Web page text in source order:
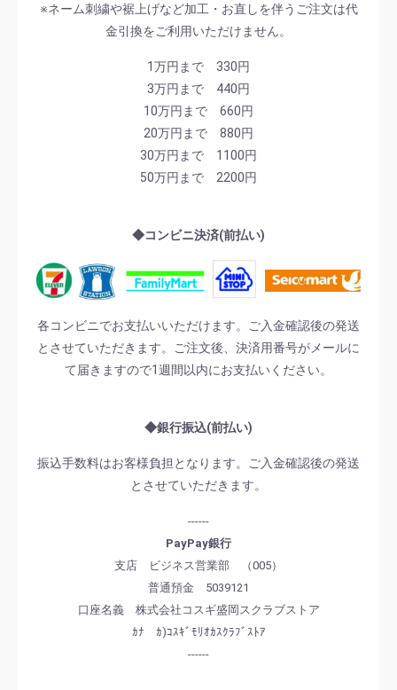
※ネーム刺繍や裾上げなど加工・お直しを伴うご注文は代
金引換をご利用いただけません。
1万円まで 330円
3万円まで 440円
10万円まで 660円
20万円まで 880円
30万円まで 1100円
50万円まで 2200円
◆コンビニ決済(前払い)
各コンビニでお支払いいただけます。ご入金確認後の発送
とさせていただきます。ご注文後、決済用番号がメールに
て届きますので1週間以内にお支払いください。
◆銀行振込(前払い)
振込手数料はお客様負担となります。ご入金確認後の発送
とさせていただきます。
------
PayPay銀行
支店 ビジネス営業部 （005）
普通預金 5039121
口座名義 株式会社コスギ盛岡スクラブストア
ｶﾅ ｶ)ｺｽｷﾞﾓﾘｵｶｽｸﾗﾌﾞｽﾄｱ
------